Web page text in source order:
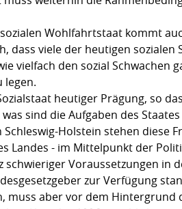
Wohlfahrtstaat kommt
dass viele der heutigen
vielfach den sozial
legen.
heutiger Prägung, so
sind die Aufgaben des
Schleswig-Holstein stehen
Landes - im Mittelpunkt der
Voraussetzungen in
zur Verfügung
muss aber vor dem